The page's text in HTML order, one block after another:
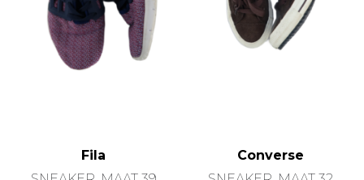
Fila
Converse